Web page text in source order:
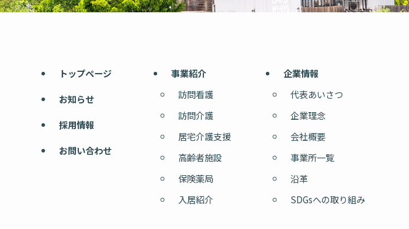
トップページ
お知らせ
採用情報
お問い合わせ
事業紹介
訪問看護
訪問介護
居宅介護支援
高齢者施設
保険薬局
入居紹介
企業情報
代表あいさつ
企業理念
会社概要
事業所一覧
沿革
SDGsへの取り組み